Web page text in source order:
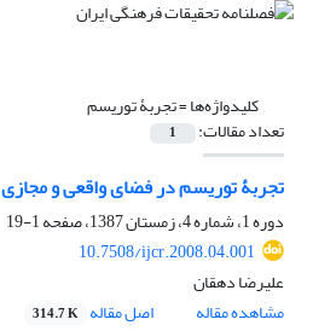
کلیدواژه‌ها =تجربۀ توریسم
تعداد مقالات: 1
تجربۀ توریسم در فضای واقعی و مجازی
دوره 1، شماره 4، زمستان 1387، صفحه
1-19
10.7508/ijcr.2008.04.001
علیرضا دهقان
مشاهده مقاله
اصل مقاله 314.7 K